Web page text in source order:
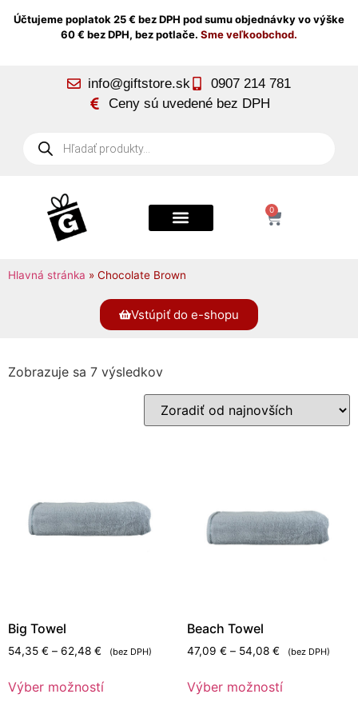
Účtujeme poplatok 25 € bez DPH pod sumu objednávky vo výške
60 € bez DPH, bez potlače. Sme veľkoobchod.
info@giftstore.sk
0907 214 781
Ceny sú uvedené bez DPH
0
Hlavná stránka » Chocolate Brown
Vstúpiť do e-shopu
Zobrazuje sa 7 výsledkov
Big Towel
54,35 € – 62,48 € (bez DPH)
Výber možností
Beach Towel
47,09 € – 54,08 € (bez DPH)
Výber možností